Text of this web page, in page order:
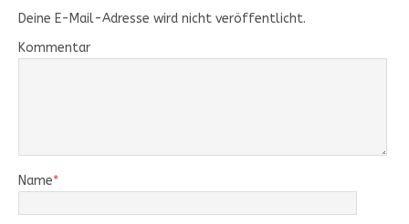
Deine E-Mail-Adresse wird nicht veröffentlicht.
Kommentar
Name*